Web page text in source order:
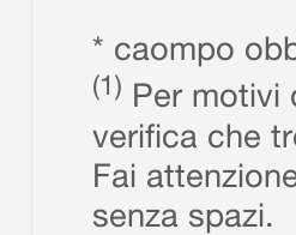
* caompo
(1) Per motivi
verifica che
Fai
senza spazi.